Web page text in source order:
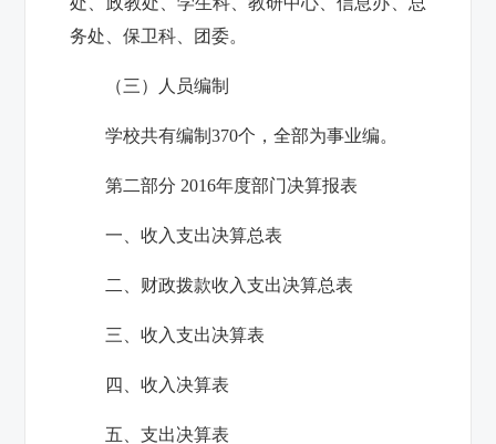
务处、保卫科、团委。
（三）人员编制
学校共有编制370个，全部为事业编。
第二部分 2016年度部门决算报表
一、收入支出决算总表
二、财政拨款收入支出决算总表
三、收入支出决算表
四、收入决算表
五、支出决算表